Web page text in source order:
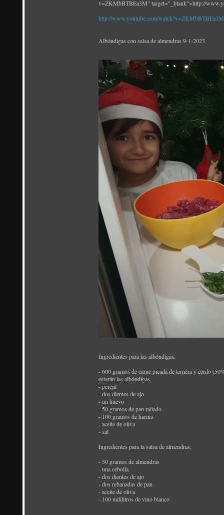
v=ZKMbBTBEa3M" target="_blank">http://
http://www.youtube.com/watch?v=ZKMbBTBEa3M
Albóndigas con salsa de almendras 9-1-2023
Ingredientes para las albóndigas:
- 600 gramos de carne picada de ternera y cerdo
estarán las albóndigas.
- perejil
- dos dientes de ajo
- un huevo
- 50 gramos de pan rallado
- 100 gramos de harina
- aceite de oliva
- sal
Ingredientes para la salsa de almendras:
- 50 gramos de almendras
- una cebolla
- dos dientes de ajo
- dos rebanadas de pan
- aceite de oliva
- 100 mililitros de vino blanco